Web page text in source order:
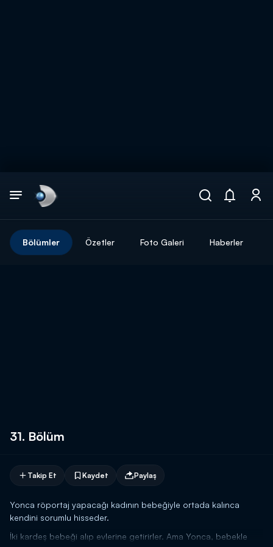
Bölümler Özetler Foto Galeri Haberler
31. Bölüm
Takip Et Kaydet Paylaş
Yonca röportaj yapacağı kadının bebeğiyle ortada kalınca
kendini sorumlu hisseder.
İki kardeş bebeği alıp evlerine getirirler. Ama Yonca, bebekle